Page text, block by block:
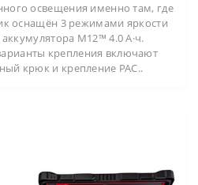
освещения именно там, где
оснащён 3 режимами яркости
M12™ 4.0 А·ч.
крепления включают
крюк и крепление PAC..